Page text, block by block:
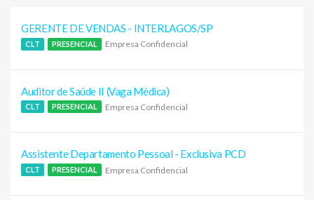
GERENTE DE VENDAS - INTERLAGOS/SP
CLT PRESENCIAL Empresa Confidencial
Auditor de Saúde II (Vaga Médica)
CLT PRESENCIAL Empresa Confidencial
Assistente Departamento Pessoal - Exclusiva PCD
CLT PRESENCIAL Empresa Confidencial